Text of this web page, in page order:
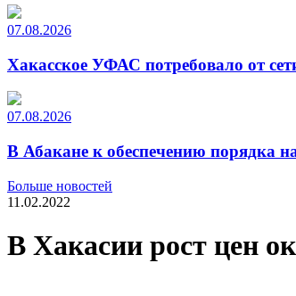
07.08.2026
Хакасское УФАС потребовало от
07.08.2026
В Абакане к обеспечению порядка
Больше новостей
11.02.2022
В Хакасии рост цен